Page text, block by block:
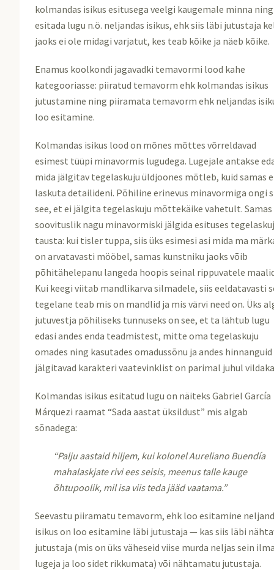
kolmandas isikus esitusega veelgi kaugemale minna ning
esitada lugu n.ö. neljandas isikus, ehk siis läbi jutustaja
jaoks ei ole midagi varjatut, kes teab kõike ja näeb kõike.
Enamus koolkondi jagavadki temavormi lood kahe
kategooriasse: piiratud temavorm ehk kolmandas isikus
jutustamine ning piiramata temavorm ehk neljandas
loo esitamine.
Kolmandas isikus lood on mõnes mõttes võrreldavad
esimest tüüpi minavormis lugudega. Lugejale antakse
mida jälgitav tegelaskuju üldjoones mõtleb, kuid samas
laskuta detailideni. Põhiline erinevus minavormiga ongi
see, et ei jälgita tegelaskuju mõttekäike vahetult. Samas
soovituslik nagu minavormiski jälgida esituses
tausta: kui tisler tuppa, siis üks esimesi asi mida ma
on arvatavasti mööbel, samas kunstniku jaoks võib
põhitähelepanu langeda hoopis seinal rippuvatele
Kui keegi viitab mandlikarva silmadele, siis eeldatavasti
tegelane teab mis on mandlid ja mis värvi need on. Üks
jutuvestja põhiliseks tunnuseks on see, et ta lähtub lugu
edasi andes enda teadmistest, mitte oma tegelaskuju
omades ning kasutades omadussõnu ja andes
jälgitavad karakteri vaatevinklist on parimal juhul
Kolmandas isikus esitatud lugu on näiteks Gabriel García
Márquezi raamat “Sada aastat üksildust” mis algab
sõnadega:
“Palju aastaid hiljem, kui kolonel Aureliano Buendía
mahalaskjate rivi ees seisis, meenus talle kauge
õhtupoolik, mil isa viis teda jääd vaatama.”
Seevastu piiramatu temavorm, ehk loo esitamine
isikus on loo esitamine läbi jutustaja — kas siis läbi
jutustaja (mis on üks väheseid viise murda neljas sein
lugeja ja loo sidet rikkumata) või nähtamatu jutustaja.